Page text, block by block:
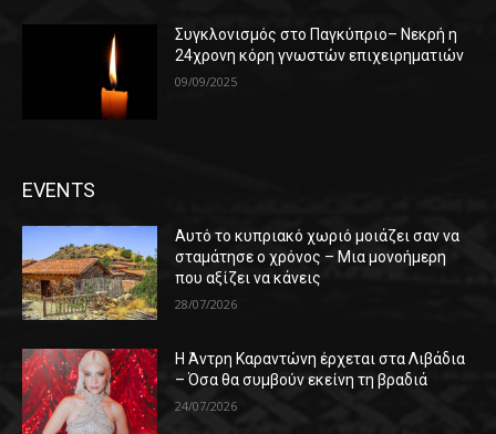
Συγκλονισμός στο Παγκύπριο– Νεκρή η
24χρονη κόρη γνωστών επιχειρηματιών
09/09/2025
EVENTS
Αυτό το κυπριακό χωριό μοιάζει σαν να
σταμάτησε ο χρόνος – Μια μονοήμερη
που αξίζει να κάνεις
28/07/2026
Η Άντρη Καραντώνη έρχεται στα Λιβάδια
– Όσα θα συμβούν εκείνη τη βραδιά
24/07/2026